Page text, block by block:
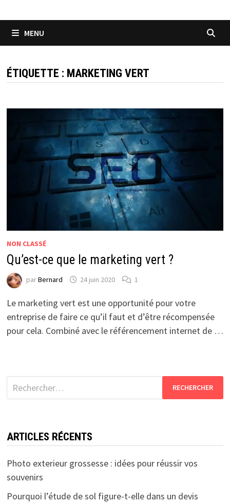
MENU
ÉTIQUETTE : MARKETING VERT
NON CLASSÉ
Qu’est-ce que le marketing vert ?
parBernard 24 juin 2020 1
Le marketing vert est une opportunité pour votre
entreprise de faire ce qu’il faut et d’être récompensée
pour cela. Combiné avec le référencement internet de …
Rechercher :
ARTICLES RÉCENTS
Photo exterieur grossesse : idées pour réussir vos
souvenirs
Pourquoi l’étude de sol figure-t-elle dans un devis